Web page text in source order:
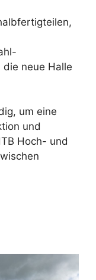
neue Halle
um eine
und
Hoch- und